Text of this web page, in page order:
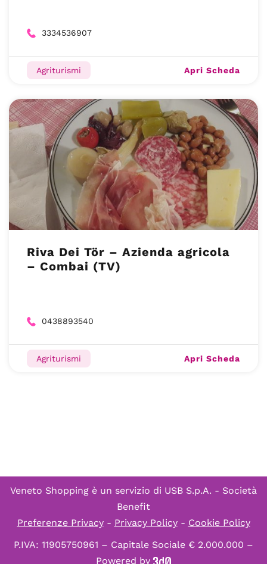
3334536907
Agriturismi Apri Scheda
Riva Dei Tör – Azienda agricola
– Combai (TV)
0438893540
Agriturismi Apri Scheda
Veneto Shopping è un servizio di USB S.p.A. - Società
Benefit
Preferenze Privacy- Privacy Policy- Cookie Policy
P.IVA: 11905750961 – Capitale Sociale € 2.000.000 –
Powered by